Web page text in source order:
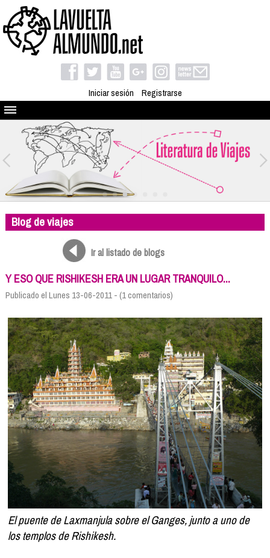
Iniciar sesión Registrarse
Quienes somos
El proyecto
Blog
Viaja con nosotros
Camino solidario
Libros
Compañeros de viaje
Formación
Info viajeros
Blog de viajes
Ir al listado de blogs
Y ESO QUE RISHIKESH ERA UN LUGAR TRANQUILO...
Publicado el Lunes 13-06-2011 - (1 comentarios)
El puente de Laxmanjula sobre el Ganges, junto a uno de
los templos de Rishikesh.